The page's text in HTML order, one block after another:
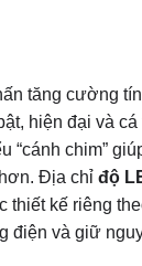
tăng cường
hiện đại và
chim”
Địa chỉđộ
kế riêng
điện và giữ